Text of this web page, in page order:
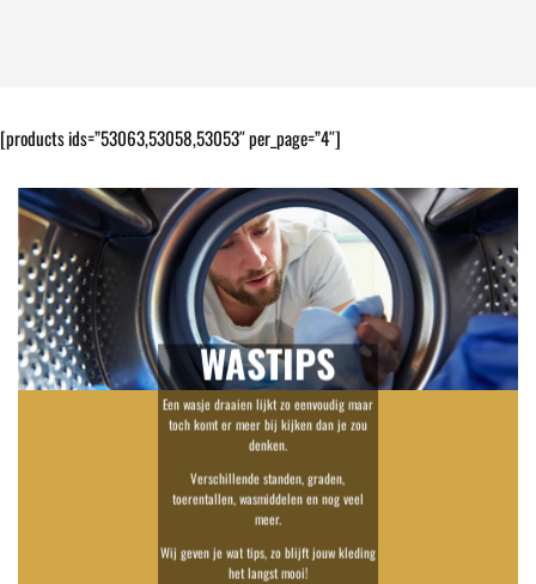
[products ids=”53063,53058,53053″ per_page=”4″]
WASTIPS
Een wasje draaien lijkt zo eenvoudig maar
toch komt er meer bij kijken dan je zou
denken.
Verschillende standen, graden,
toerentallen, wasmiddelen en nog veel
meer.
Wij geven je wat tips, zo blijft jouw kleding
het langst mooi!